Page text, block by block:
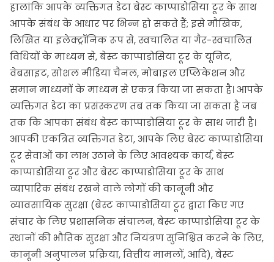
हालांकि आपके व्यक्तिगत डेटा बेस्ट काप्पाडोसिया टूर के साथ
आपके संबंध के आधार पर भिन्न हो सकते हैं; इसे मौखिक,
लिखित या इलेक्ट्रॉनिक रूप से, स्वचालित या गैर-स्वचालित
विधियों के माध्यम से, बेस्ट काप्पाडोसिया टूर के यूनिट,
वेबसाइट, सोशल मीडिया चैनल, मोबाइल एप्लिकेशन और
समान माध्यमों के माध्यम से एकत्र किया जा सकता है। आपके
व्यक्तिगत डेटा का प्रसंस्करण तब तक किया जा सकता है जब
तक कि आपका संबंध बेस्ट काप्पाडोसिया टूर के साथ जारी है।
आपकी एकत्रित व्यक्तिगत डेटा, आपके लिए बेस्ट काप्पाडोसिया
टूर सेवाओं का लाभ उठाने के लिए आवश्यक कार्य, बेस्ट
काप्पाडोसिया टूर और बेस्ट काप्पाडोसिया टूर के साथ
व्यापारिक संबंध रखने वाले लोगों की कानूनी और
व्यावसायिक सुरक्षा (बेस्ट काप्पाडोसिया टूर द्वारा किए गए
संचार के लिए प्रशासनिक संचालन, बेस्ट काप्पाडोसिया टूर के
स्थानों की भौतिक सुरक्षा और नियंत्रण सुनिश्चित करने के लिए,
कानूनी अनुपालन प्रक्रिया, वित्तीय मामलों, आदि), बेस्ट